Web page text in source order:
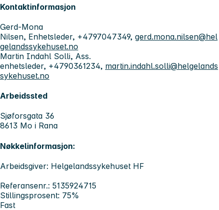
Kontaktinformasjon
Gerd-Mona
Nilsen, Enhetsleder, +4797047349, gerd.mona.nilsen@hel
gelandssykehuset.no
Martin Indahl Solli, Ass.
enhetsleder, +4790361234, martin.indahl.solli@helgelands
sykehuset.no
Arbeidssted
Sjøforsgata 36
8613 Mo i Rana
Nøkkelinformasjon:
Arbeidsgiver: Helgelandssykehuset HF
Referansenr.: 5135924715
Stillingsprosent: 75%
Fast